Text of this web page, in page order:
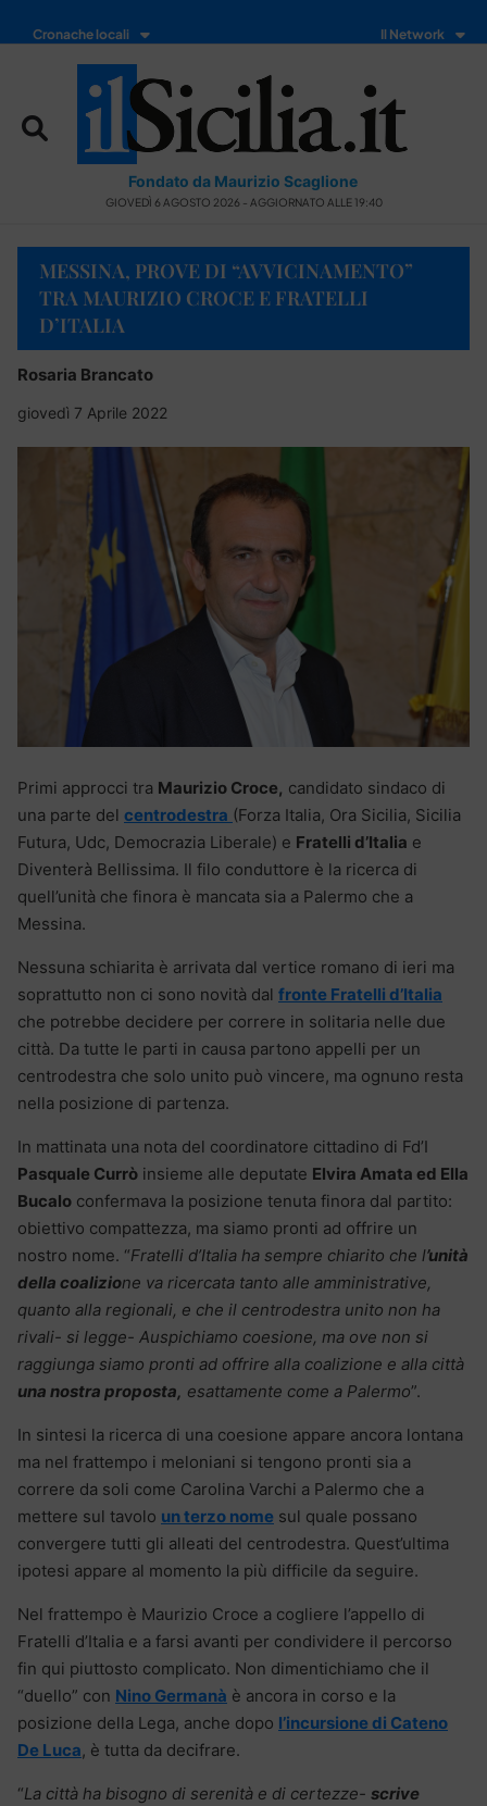
Cronache locali Il Network
Fondato da Maurizio Scaglione
GIOVEDÌ 6 AGOSTO 2026 - AGGIORNATO ALLE 19:40
MESSINA, PROVE DI “AVVICINAMENTO”
TRA MAURIZIO CROCE E FRATELLI
D’ITALIA
Rosaria Brancato
giovedì 7 Aprile 2022
Primi approcci tra Maurizio Croce, candidato sindaco di
una parte del centrodestra (Forza Italia, Ora Sicilia, Sicilia
Futura, Udc, Democrazia Liberale) e Fratelli d’Italia e
Diventerà Bellissima. Il filo conduttore è la ricerca di
quell’unità che finora è mancata sia a Palermo che a
Messina.
Nessuna schiarita è arrivata dal vertice romano di ieri ma
soprattutto non ci sono novità dal fronte Fratelli d’Italia
che potrebbe decidere per correre in solitaria nelle due
città. Da tutte le parti in causa partono appelli per un
centrodestra che solo unito può vincere, ma ognuno resta
nella posizione di partenza.
In mattinata una nota del coordinatore cittadino di Fd’I
Pasquale Currò insieme alle deputate Elvira Amata ed Ella
Bucalo confermava la posizione tenuta finora dal partito:
obiettivo compattezza, ma siamo pronti ad offrire un
nostro nome. “Fratelli d’Italia ha sempre chiarito che l’unità
della coalizione va ricercata tanto alle amministrative,
quanto alla regionali, e che il centrodestra unito non ha
rivali- si legge- Auspichiamo coesione, ma ove non si
raggiunga siamo pronti ad offrire alla coalizione e alla città
una nostra proposta, esattamente come a Palermo”.
In sintesi la ricerca di una coesione appare ancora lontana
ma nel frattempo i meloniani si tengono pronti sia a
correre da soli come Carolina Varchi a Palermo che a
mettere sul tavolo un terzo nome sul quale possano
convergere tutti gli alleati del centrodestra. Quest’ultima
ipotesi appare al momento la più difficile da seguire.
Nel frattempo è Maurizio Croce a cogliere l’appello di
Fratelli d’Italia e a farsi avanti per condividere il percorso
fin qui piuttosto complicato. Non dimentichiamo che il
“duello” con Nino Germanà è ancora in corso e la
posizione della Lega, anche dopo l’incursione di Cateno
De Luca, è tutta da decifrare.
“La città ha bisogno di serenità e di certezze- scrive